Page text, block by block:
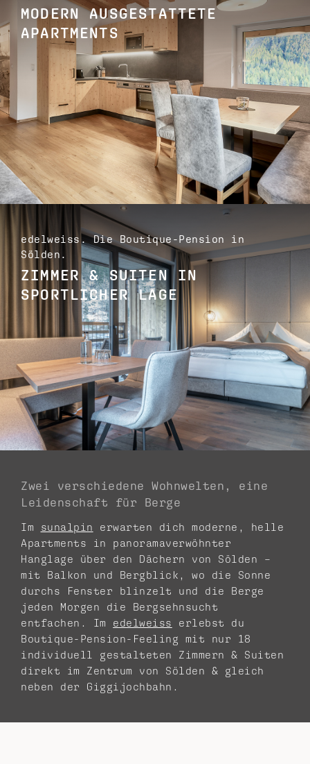
MODERN AUSGESTATTETE
APARTMENTS
edelweiss. Die Boutique-Pension in
Sölden.
ZIMMER & SUITEN IN
SPORTLICHER LAGE
Zwei verschiedene Wohnwelten, eine
Leidenschaft für Berge
Im sunalpin erwarten dich moderne, helle
Apartments in panoramaverwöhnter
Hanglage über den Dächern von Sölden –
mit Balkon und Bergblick, wo die Sonne
durchs Fenster blinzelt und die Berge
jeden Morgen die Bergsehnsucht
entfachen. Im edelweiss
erlebst du
Boutique-Pension-Feeling mit nur 18
individuell gestalteten Zimmern & Suiten
direkt im Zentrum von Sölden & gleich
neben der Giggijochbahn.